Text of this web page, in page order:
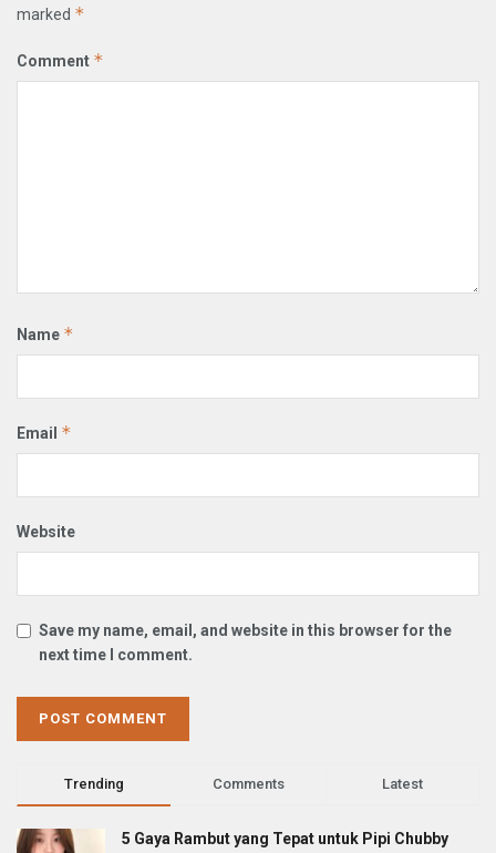
marked *
Comment *
Name *
Email *
Website
Save my name, email, and website in this browser for the
next time I comment.
Trending Comments Latest
5 Gaya Rambut yang Tepat untuk Pipi Chubby